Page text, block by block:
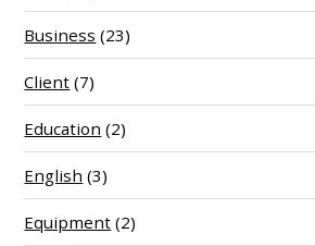
Business (23)
Client (7)
Education (2)
English (3)
Equipment (2)